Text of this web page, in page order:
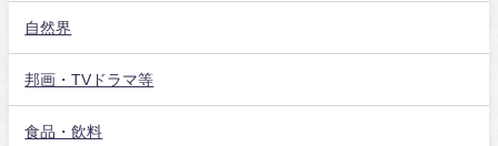
自然界
邦画・TVドラマ等
食品・飲料